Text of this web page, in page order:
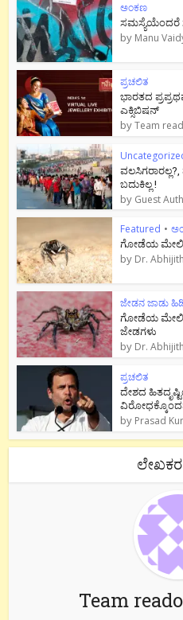
ಅಂಕಣ
ಸಮಸ್ಯೆಯೆಂದರೆ
by Manu
ಪ್ರಚಲಿತ
ಭಾರತದ
ಎಕ್ಸಿಬಿಷನ್
byTeam
ಬದುಕಿಲ್ಲ !
by Guest
Featured •
ಗೋಡೆಯ
by Dr.
ಜೇಡನ ಜಾಡು
ಗೋಡೆಯ
ಜೇಡಗಳು
by Dr.
ಪ್ರಚಲಿತ
ದೇಶದ
by Prasad
ಲೇಖಕರ
Team